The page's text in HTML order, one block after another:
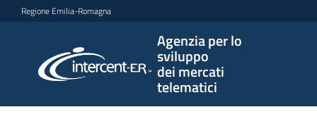
Vai al contenuto
Vai alla navigazione
Vai al footer
Regione Emilia-Romagna
Agenzia per lo
sviluppo
dei mercati
telematici
per lo
sviluppo